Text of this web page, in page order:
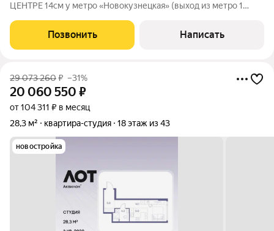
ЦЕНТРЕ 14см у метро «Новокузнецкая» (выход из метро 1
24/7 без выходных. Место, где всё работает: Третьяковка,
набережные, Музеон, ЦДХ и тихие
Позвонить Написать
29 073 260₽ –31%
20 060 550 ₽
от 104 311 ₽ в месяц
28,3 м²
квартира-студия 18 этаж из 43
новостройка